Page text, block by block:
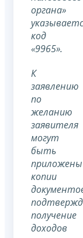
органа»
код
«9965».
К
заявлению
по
желанию
заявителя
могут
быть
приложены
копии
получение
доходов